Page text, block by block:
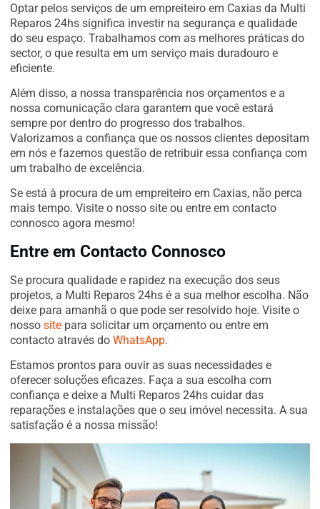
Optar pelos serviços de um empreiteiro em Caxias da Multi
Reparos 24hs significa investir na segurança e qualidade
do seu espaço. Trabalhamos com as melhores práticas do
sector, o que resulta em um serviço mais duradouro e
eficiente.
Além disso, a nossa transparência nos orçamentos e a
nossa comunicação clara garantem que você estará
sempre por dentro do progresso dos trabalhos.
Valorizamos a confiança que os nossos clientes depositam
em nós e fazemos questão de retribuir essa confiança com
um trabalho de excelência.
Se está à procura de um empreiteiro em Caxias, não perca
mais tempo. Visite o nosso site ou entre em contacto
connosco agora mesmo!
Entre em Contacto Connosco
Se procura qualidade e rapidez na execução dos seus
projetos, a Multi Reparos 24hs é a sua melhor escolha. Não
deixe para amanhã o que pode ser resolvido hoje. Visite o
nosso site para solicitar um orçamento ou entre em
contacto através do WhatsApp.
Estamos prontos para ouvir as suas necessidades e
oferecer soluções eficazes. Faça a sua escolha com
confiança e deixe a Multi Reparos 24hs cuidar das
reparações e instalações que o seu imóvel necessita. A sua
satisfação é a nossa missão!